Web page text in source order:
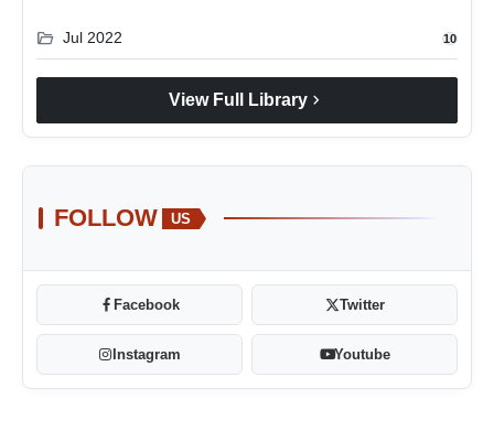
folder_open Jul 2022 10
View Full Library chevron_right
FOLLOW US
Facebook Twitter
Instagram Youtube